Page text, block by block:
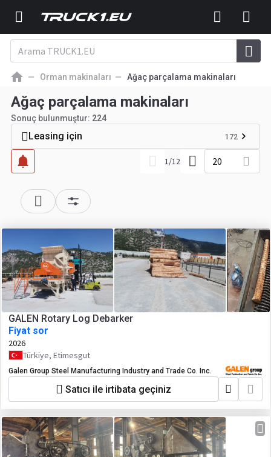
Orman makinaları Ağaç parçalama makinaları
Ağaç parçalama makinaları
Sonuç bulunmuştur: 224
Leasing için 172
1/12 20
GALEN Rotary Log Debarker
Fiyat sor
2026
Türkiye, Etimesgut
Galen Group Steel Manufacturing Industry and Trade Co. Inc.
Satıcı ile irtibata geçiniz